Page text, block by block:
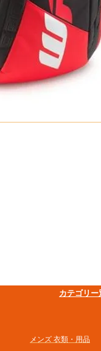
カテゴリ
メンズ 衣類・用品